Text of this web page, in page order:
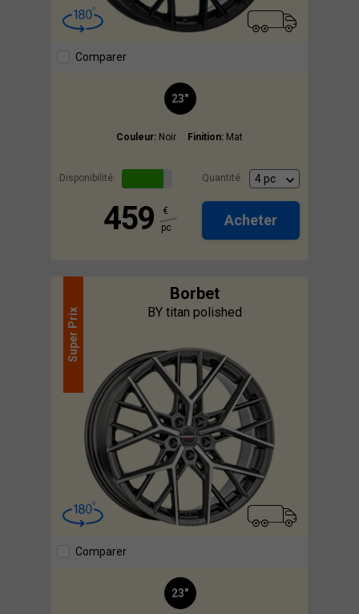
Comparer
23"
Couleur: Noir Finition: Mat
Disponibilité: Quantité:
459
€
pc
Acheter
Borbet
BY titan polished
Super
Prix
Comparer
23"